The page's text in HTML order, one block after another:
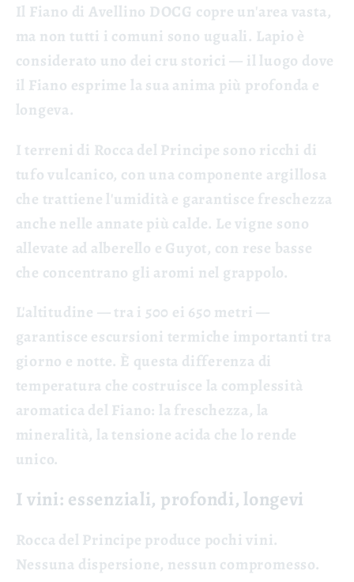
Il Fiano di Avellino DOCG copre un'area vasta,
ma non tutti i comuni sono uguali. Lapio è
considerato uno dei cru storici— il luogo dove
il Fiano esprime la sua anima più profonda e
longeva.
I terreni di Rocca del Principe sono ricchi di
tufo vulcanico, con una componente argillosa
che trattiene l'umidità e garantisce freschezza
anche nelle annate più calde. Le vigne sono
allevate ad alberello e Guyot, con rese basse
che concentrano gli aromi nel grappolo.
L'altitudine — tra i 500 ei 650 metri —
garantisce escursioni termiche importanti tra
giorno e notte. È questa differenza di
temperatura che costruisce la complessità
aromatica del Fiano: la freschezza, la
mineralità, la tensione acida che lo rende
unico.
I vini: essenziali, profondi, longevi
Rocca del Principe produce pochi vini.
Nessuna dispersione, nessun compromesso.